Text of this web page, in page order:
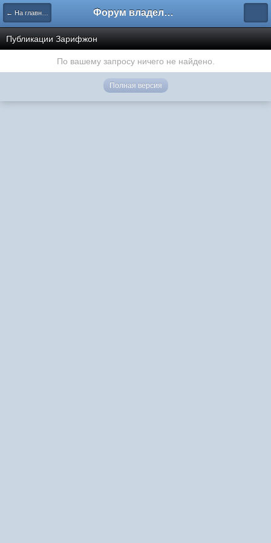
← На главную Форум владельцев интернет-магазинов
Публикации Зарифжон
По вашему запросу ничего не найдено.
Полная версия